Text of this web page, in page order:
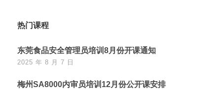
热门课程
东莞食品安全管理员培训8月份开课通知
2025 年 8 月 7 日
梅州SA8000内审员培训12月份公开课安排